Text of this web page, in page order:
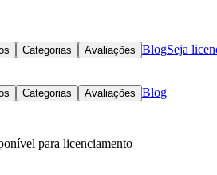
Categorias Avaliações BlogSeja
Categorias Avaliações Blog
para licenciamento